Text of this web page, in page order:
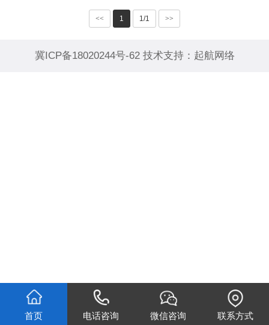
<< 1 1/1 >>
冀ICP备18020244号-62技术支持： 起航网络
首页 电话咨询 微信咨询 联系方式